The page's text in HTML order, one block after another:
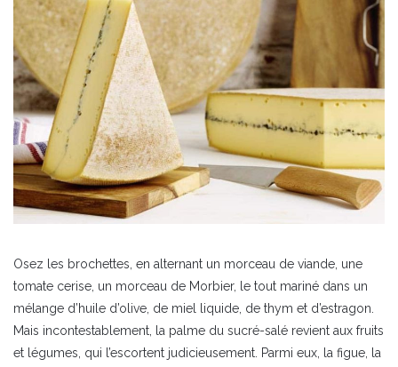
Osez les brochettes, en alternant un morceau de viande, une
tomate cerise, un morceau de Morbier, le tout mariné dans un
mélange d’huile d’olive, de miel liquide, de thym et d’estragon.
Mais incontestablement, la palme du sucré-salé revient aux fruits
et légumes, qui l’escortent judicieusement. Parmi eux, la figue, la